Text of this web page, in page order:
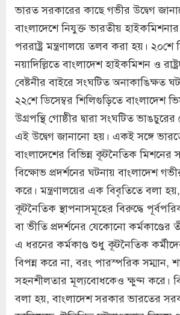
ভারত সরকারের কাছে গভীর উদ্বেগ
বাংলাদেশে নিযুক্ত ভারতীয় হাইকমিশনার
পররাষ্ট্র মন্ত্রণালয়ে তলব করা হয়। ২০শে
নয়াদিল্লিতে বাংলাদেশ হাইকমিশন ও
বেষ্টনীর বাইরে সংঘটিত অনাকাঙিক্ষত
২২শে ডিসেম্বর শিলিগুড়িতে বাংলাদেশ
উগ্রপন্থি গোষ্ঠীর দ্বারা সংঘটিত
এই উদ্বেগ জানানো হয়। একই সঙ্গে
বাংলাদেশের বিভিন্ন কূটনৈতিক মিশনের
বিক্ষোভ প্রদর্শনের ঘটনায় বাংলাদেশ
করে। মন্ত্রণালয়ের এক বিবৃতিতে বলা
কূটনৈতিক স্থাপনাসমূহের বিরুদ্ধে
বা ভীতি প্রদর্শনের যেকোনো কর্মকাণ্ডের
এ ধরনের কর্মকাণ্ড শুধু কূটনৈতিক
বিপন্ন করে না, বরং পারস্পরিক সম্মান,
সহনশীলতার মূল্যবোধকেও ক্ষুণ্ন করে।
বলা হয়, বাংলাদেশ সরকার ভারতের